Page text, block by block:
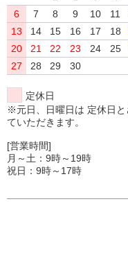
6
7 8 9 10 11
13
14 15 16 17 18
20
21 22 23 24 25
27
28 29 30
定休日
※元日、日曜日は 定休日と
ていただきます。
[営業時間]
月～土：9時～19時
祝日：9時～17時